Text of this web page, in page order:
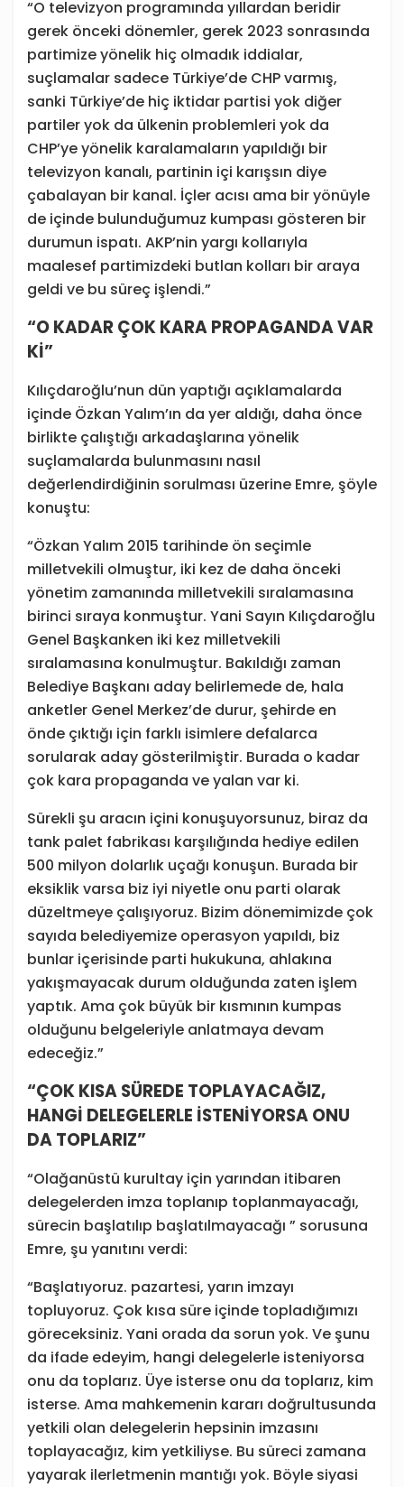
“O televizyon programında yıllardan beridir
gerek önceki dönemler, gerek 2023 sonrasında
partimize yönelik hiç olmadık iddialar,
suçlamalar sadece Türkiye’de CHP varmış,
sanki Türkiye’de hiç iktidar partisi yok diğer
partiler yok da ülkenin problemleri yok da
CHP’ye yönelik karalamaların yapıldığı bir
televizyon kanalı, partinin içi karışsın diye
çabalayan bir kanal. İçler acısı ama bir yönüyle
de içinde bulunduğumuz kumpası gösteren bir
durumun ispatı. AKP’nin yargı kollarıyla
maalesef partimizdeki butlan kolları bir araya
geldi ve bu süreç işlendi.”
“O KADAR ÇOK KARA PROPAGANDA VAR
Kİ”
Kılıçdaroğlu’nun dün yaptığı açıklamalarda
içinde Özkan Yalım’ın da yer aldığı, daha önce
birlikte çalıştığı arkadaşlarına yönelik
suçlamalarda bulunmasını nasıl
değerlendirdiğinin sorulması üzerine Emre, şöyle
konuştu:
“Özkan Yalım 2015 tarihinde ön seçimle
milletvekili olmuştur, iki kez de daha önceki
yönetim zamanında milletvekili sıralamasına
birinci sıraya konmuştur. Yani Sayın Kılıçdaroğlu
Genel Başkanken iki kez milletvekili
sıralamasına konulmuştur. Bakıldığı zaman
Belediye Başkanı aday belirlemede de, hala
anketler Genel Merkez’de durur, şehirde en
önde çıktığı için farklı isimlere defalarca
sorularak aday gösterilmiştir. Burada o kadar
çok kara propaganda ve yalan var ki.
Sürekli şu aracın içini konuşuyorsunuz, biraz da
tank palet fabrikası karşılığında hediye edilen
500 milyon dolarlık uçağı konuşun. Burada bir
eksiklik varsa biz iyi niyetle onu parti olarak
düzeltmeye çalışıyoruz. Bizim dönemimizde çok
sayıda belediyemize operasyon yapıldı, biz
bunlar içerisinde parti hukukuna, ahlakına
yakışmayacak durum olduğunda zaten işlem
yaptık. Ama çok büyük bir kısmının kumpas
olduğunu belgeleriyle anlatmaya devam
edeceğiz.”
“ÇOK KISA SÜREDE TOPLAYACAĞIZ,
HANGİ DELEGELERLE İSTENİYORSA ONU
DA TOPLARIZ”
“Olağanüstü kurultay için yarından itibaren
delegelerden imza toplanıp toplanmayacağı,
sürecin başlatılıp başlatılmayacağı ” sorusuna
Emre, şu yanıtını verdi:
“Başlatıyoruz. pazartesi, yarın imzayı
topluyoruz. Çok kısa süre içinde topladığımızı
göreceksiniz. Yani orada da sorun yok. Ve şunu
da ifade edeyim, hangi delegelerle isteniyorsa
onu da toplarız. Üye isterse onu da toplarız, kim
isterse. Ama mahkemenin kararı doğrultusunda
yetkili olan delegelerin hepsinin imzasını
toplayacağız, kim yetkiliyse. Bu süreci zamana
yayarak ilerletmenin mantığı yok. Böyle siyasi